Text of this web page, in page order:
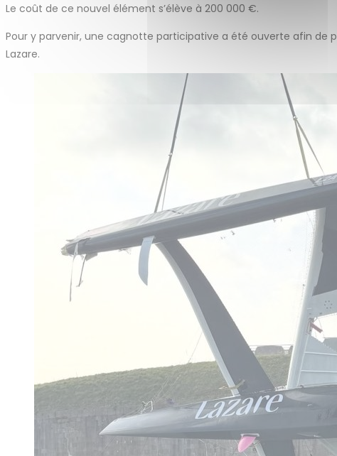
Le coût de ce nouvel élément s’élève à 200 000 €.
Pour y parvenir, une cagnotte participative a été ouverte afin
Lazare.